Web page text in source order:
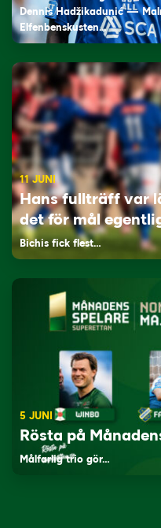
Dennis Hadžikadunić —
Elfenbenskusten…
11 JUNI
Hans fullträff var
det för mål
Bichis fick flest…
5 JUNI
Rösta på
Målfarlig trio gör…